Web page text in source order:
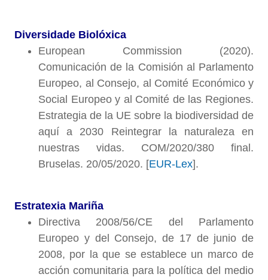
Diversidade Biolóxica
European Commission (2020).
Comunicación de la Comisión al Parlamento
Europeo, al Consejo, al Comité Económico y
Social Europeo y al Comité de las Regiones.
Estrategia de la UE sobre la biodiversidad de
aquí a 2030 Reintegrar la naturaleza en
nuestras vidas. COM/2020/380 final.
Bruselas. 20/05/2020. [EUR-Lex].
Estratexia Mariña
Directiva 2008/56/CE del Parlamento
Europeo y del Consejo, de 17 de junio de
2008, por la que se establece un marco de
acción comunitaria para la política del medio